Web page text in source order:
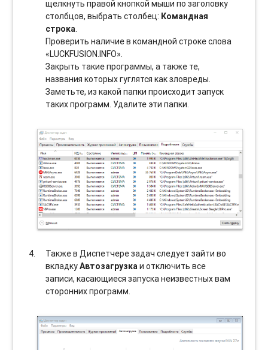
щелкнуть правой кнопкой мыши по заголовку
столбцов, выбрать столбец: Командная
строка.
Проверить наличие в командной строке слова
«LUCKFUSION.INFO».
Закрыть такие программы, а также те,
названия которых гуглятся как зловреды.
Заметьте, из какой папки происходит запуск
таких программ. Удалите эти папки.
Также в Диспетчере задач следует зайти во
вкладкуАвтозагрузкаи отключить все
записи, касающиеся запуска неизвестных вам
сторонних программ.